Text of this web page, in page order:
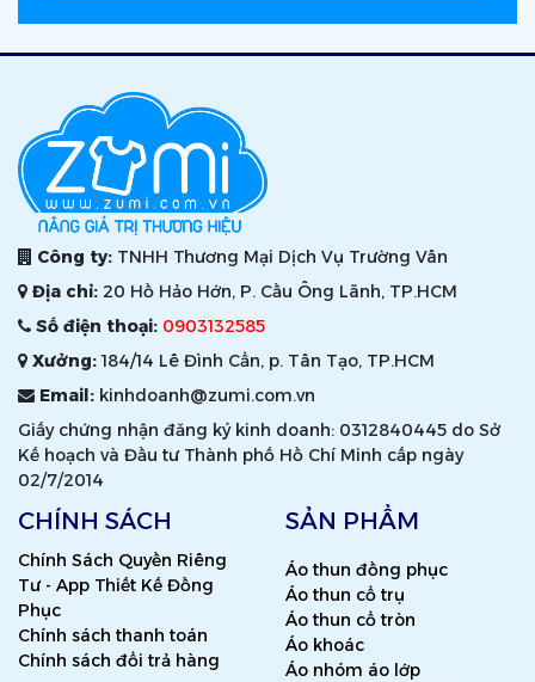
Công ty: TNHH Thương Mại Dịch Vụ Trường Vân
Địa chỉ: 20 Hồ Hảo Hớn, P. Cầu Ông Lãnh, TP.HCM
Số điện thoại: 0903132585
Xưởng:184/14 Lê Đình Cẩn, p. Tân Tạo, TP.HCM
Email: kinhdoanh@zumi.com.vn
Giấy chứng nhận đăng ký kinh doanh: 0312840445 do Sở
Kế hoạch và Đầu tư Thành phố Hồ Chí Minh cấp ngày
02/7/2014
CHÍNH SÁCH
Chính Sách Quyền Riêng
Tư - App Thiết Kế Đồng
Phục
Chính sách thanh toán
Chính sách đổi trả hàng
SẢN PHẨM
Áo thun đồng phục
Áo thun cổ trụ
Áo thun cổ tròn
Áo khoác
Áo nhóm áo lớp